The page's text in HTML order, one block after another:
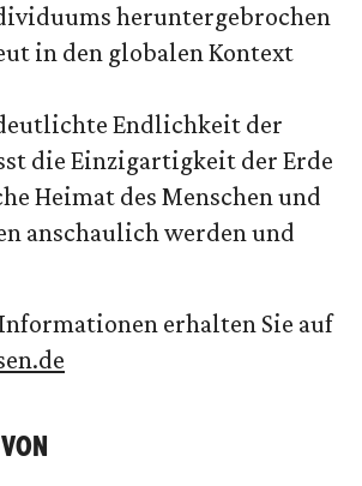
heruntergebrochen
in den globalen Kontext
Endlichkeit der
die Einzigartigkeit der Erde
Heimat des Menschen und
anschaulich werden und
erhalten Sie auf